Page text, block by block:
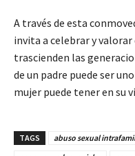
A través de esta
invita a celebrar y valorar
trascienden las
de un padre puede ser
mujer puede tener en su
TAGS abuso sexual